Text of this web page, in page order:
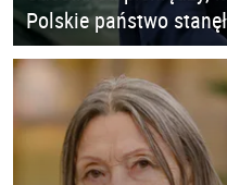
Polskie państwo